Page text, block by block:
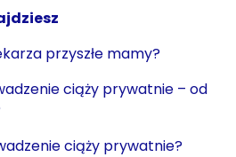
przyszłe mamy?
ciąży prywatnie – od
ciąży prywatnie?